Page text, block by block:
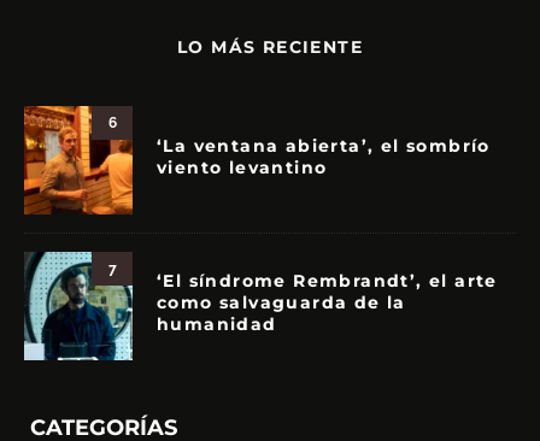
LO MÁS RECIENTE
6
‘La ventana abierta’, el sombrío
viento levantino
7
‘El síndrome Rembrandt’, el arte
como salvaguarda de la
humanidad
CATEGORÍAS